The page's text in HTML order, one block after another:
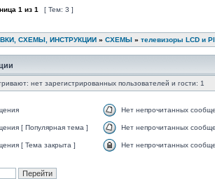
1 из 1 [ Тем: 3 ]
СХЕМЫ, ИНСТРУКЦИИ » СХЕМЫ » телевизоры LCD и
нет зарегистрированных пользователей и гости: 1
Нет непрочитанных
[ Популярная тема ] Нет непрочитанных
[ Тема закрыта ] Нет непрочитанных